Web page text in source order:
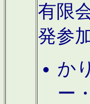
有限
発参
か
ー